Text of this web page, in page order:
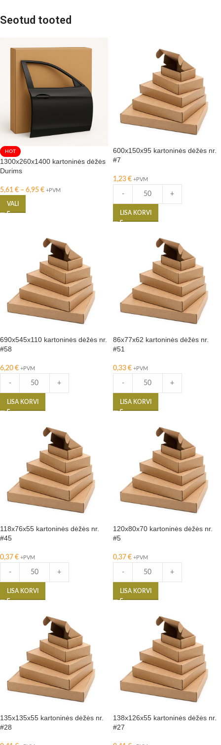
Seotud tooted
HOT
1300x260x1400 kartoninės dėžės
Durims
5,61 € – 6,95 € +PVM
VALI
600x150x95 kartoninės dėžės nr.
#7
1,23 € +PVM
- +
LISA KORVI
690x545x110 kartoninės dėžės nr.
#58
6,20 € +PVM
- +
LISA KORVI
86x77x62 kartoninės dėžės nr.
#51
0,33 € +PVM
- +
LISA KORVI
118x76x55 kartoninės dėžės nr.
#45
0,37 € +PVM
- +
LISA KORVI
120x80x70 kartoninės dėžės nr.
#5
0,37 € +PVM
- +
LISA KORVI
135x135x55 kartoninės dėžės nr.
#28
138x126x55 kartoninės dėžės nr.
#27